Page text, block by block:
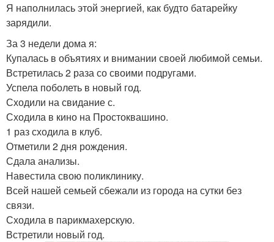
Я наполнилась этой энергией, как будто батарейку
зарядили.
За 3 недели дома я:
Купалась в объятиях и внимании своей любимой семьи.
Встретилась 2 раза со своими подругами.
Успела поболеть в новый год.
Сходили на свидание с.
Сходила в кино на Простоквашино.
1 раз сходила в клуб.
Отметили 2 дня рождения.
Сдала анализы.
Навестила свою поликлинику.
Всей нашей семьей сбежали из города на сутки без
связи.
Сходила в парикмахерскую.
Встретили новый год.